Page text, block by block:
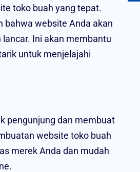
toko buah yang tepat.
bahwa website Anda akan
Ini akan membantu
untuk menjelajahi
pengunjung dan membuat
website toko buah
merek Anda dan mudah